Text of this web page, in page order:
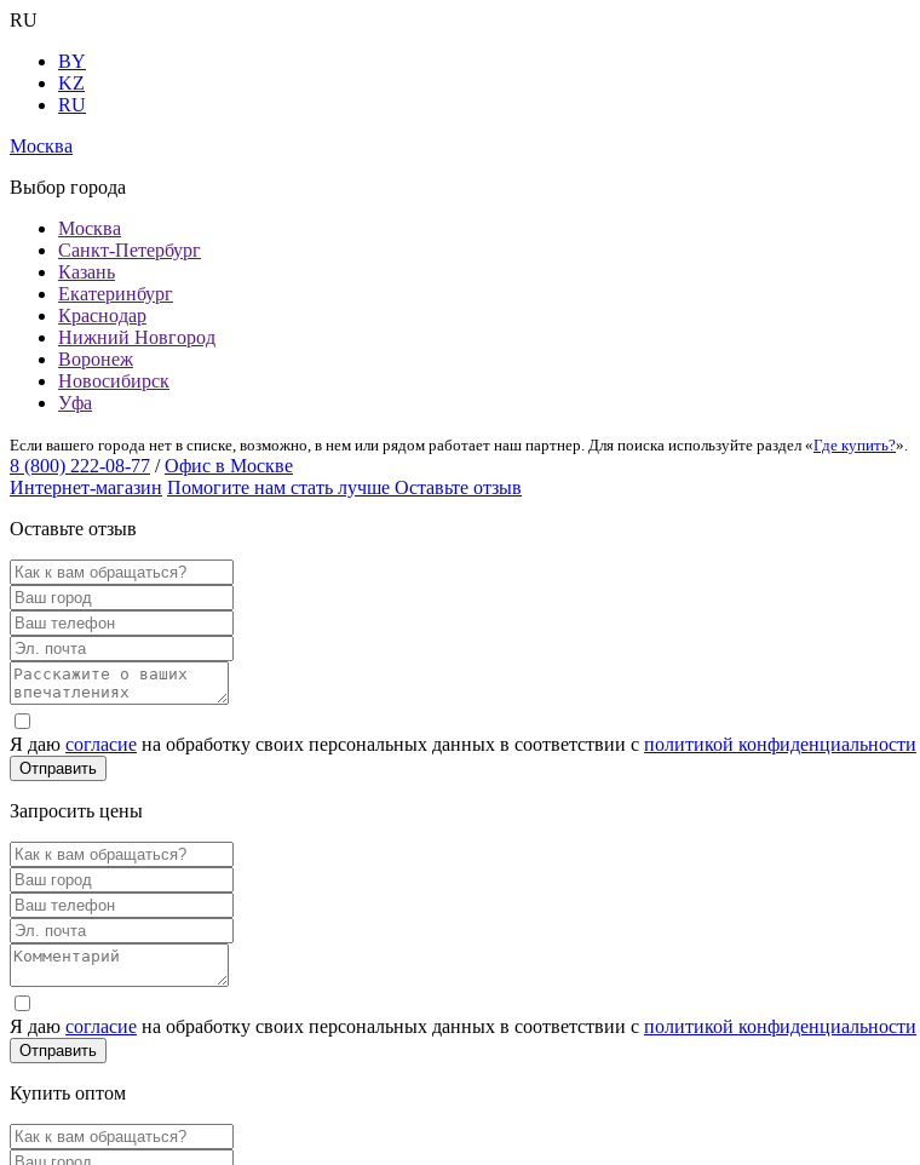
RU
BY
KZ
RU
Москва
Выбор города
Москва
Санкт-Петербург
Казань
Екатеринбург
Краснодар
Нижний Новгород
Воронеж
Новосибирск
Уфа
Если вашего города нет в списке, возможно, в нем или рядом работает наш партнер. Для поиска используйте раздел «Где купить?».
8 (800) 222-08-77 / Офис в Москве
Интернет-магазин Помогите нам стать лучше Оставьте отзыв
Оставьте отзыв
Я даю согласие на обработку своих персональных данных в соответствии с политикой конфиденциальности
Запросить цены
Я даю согласие на обработку своих персональных данных в соответствии с политикой конфиденциальности
Купить оптом